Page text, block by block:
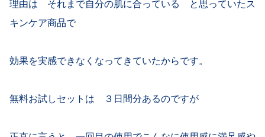
理由は それまで自分の肌に合っている と思っていたス
キンケア商品で
効果を実感できなくなってきていたからです。
無料お試しセットは ３日間分あるのですが